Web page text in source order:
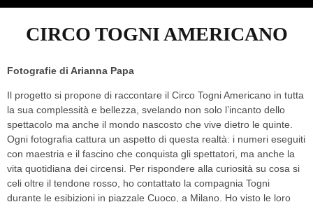
CIRCO TOGNI AMERICANO
Fotografie di Arianna Papa
Il progetto si propone di raccontare il Circo Togni Americano in tutta
la sua complessità e bellezza, svelando non solo l’incanto dello
spettacolo ma anche il mondo nascosto che vive dietro le quinte.
Ogni fotografia cattura un aspetto di questa realtà: i numeri eseguiti
con maestria e il fascino che conquista gli spettatori, ma anche la
vita quotidiana dei circensi. Per rispondere alla curiosità su cosa si
celi oltre il tendone rosso, ho contattato la compagnia Togni
durante le esibizioni in piazzale Cuoco, a Milano. Ho visto le loro